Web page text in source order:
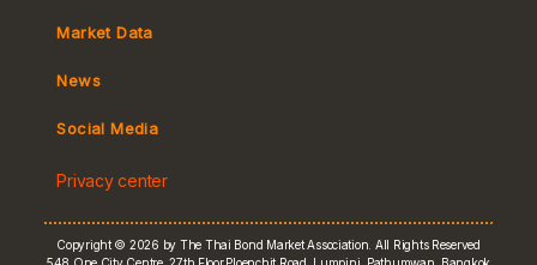
Tax
MeBond
e-bookbuilding
Market Data
Yield Curve
News
Social Media
Privacy center
Copyright © 2026 by The Thai Bond Market Association. All Rights Reserved